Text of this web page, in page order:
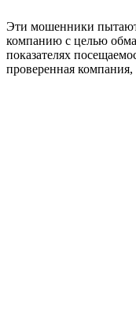
Эти мошенники
компанию с целью
показателях
проверенная